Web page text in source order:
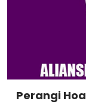
Perangi